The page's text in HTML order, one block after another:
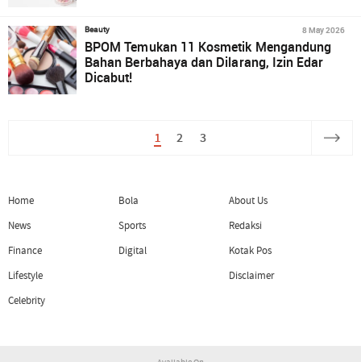
Beauty 8 May 2026
BPOM Temukan 11 Kosmetik Mengandung
Bahan Berbahaya dan Dilarang, Izin Edar
Dicabut!
1 2 3
Home
News
Finance
Lifestyle
Celebrity
Bola
Sports
Digital
About Us
Redaksi
Kotak Pos
Disclaimer